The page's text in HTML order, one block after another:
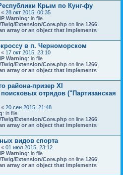
Крым по Кунг-фу
« 28 окт 2015, 00:35
Warning: in file
Extension/Core.php on line 1266:
array or an object that implements
в п. Черноморском
« 17 окт 2015, 23:10
Warning: in file
Extension/Core.php on line 1266:
array or an object that implements
района-призер XI
отрядов ("Партизанская
« 20 сен 2015, 21:48
: in file
Extension/Core.php on line 1266:
array or an object that implements
видов спорта
« 01 июл 2015, 23:12
Warning: in file
Extension/Core.php on line 1266:
array or an object that implements